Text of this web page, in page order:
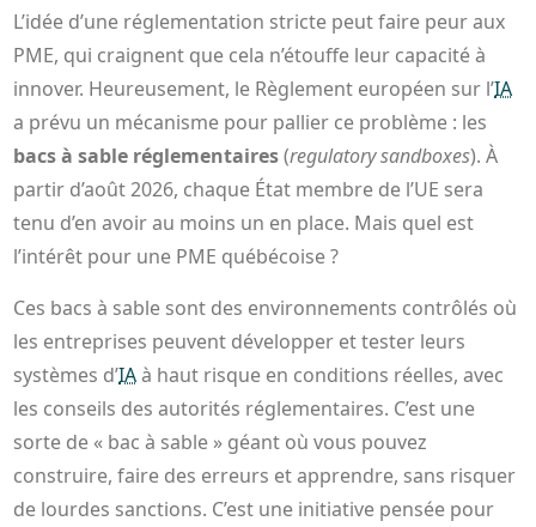
L’idée d’une réglementation stricte peut faire peur aux
PME, qui craignent que cela n’étouffe leur capacité à
innover. Heureusement, le Règlement européen sur l’IA
a prévu un mécanisme pour pallier ce problème : les
bacs à sable réglementaires(regulatory sandboxes). À
partir d’août 2026, chaque État membre de l’UE sera
tenu d’en avoir au moins un en place. Mais quel est
l’intérêt pour une PME québécoise ?
Ces bacs à sable sont des environnements contrôlés où
les entreprises peuvent développer et tester leurs
systèmes d’IAà haut risque en conditions réelles, avec
les conseils des autorités réglementaires. C’est une
sorte de « bac à sable » géant où vous pouvez
construire, faire des erreurs et apprendre, sans risquer
de lourdes sanctions. C’est une initiative pensée pour